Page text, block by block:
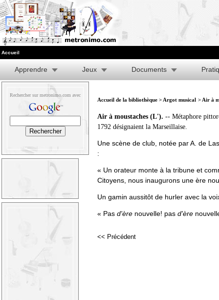
Accueil
Apprendre Jeux Documents
Rechercher sur metronimo.com avec
Accueil de la bibliothèque > Argot musical > Air à
Air à moustaches (L'). -- Métaphore
1792 désignaient la Marseillaise.
Une scène de club, notée par A. de
:
« Un orateur monte à la tribune et
Citoyens, nous inaugurons une ère
Un gamin aussitôt de hurler avec la
« Pas d'ère nouvelle! pas d'ère
<< Précédent